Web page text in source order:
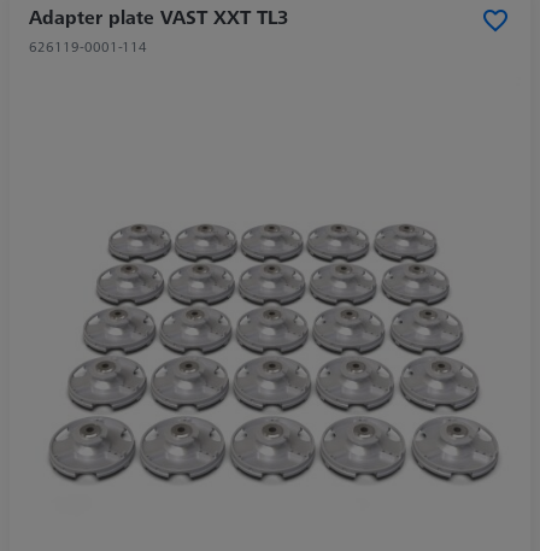
Adapter plate VAST XXT TL3
626119-0001-114